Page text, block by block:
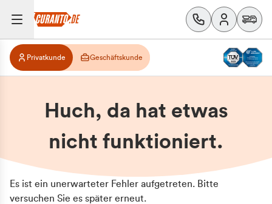
Privatkunde Geschäftskunde
Huch, da hat etwas
nicht funktioniert.
Es ist ein unerwarteter Fehler aufgetreten. Bitte
versuchen Sie es später erneut.